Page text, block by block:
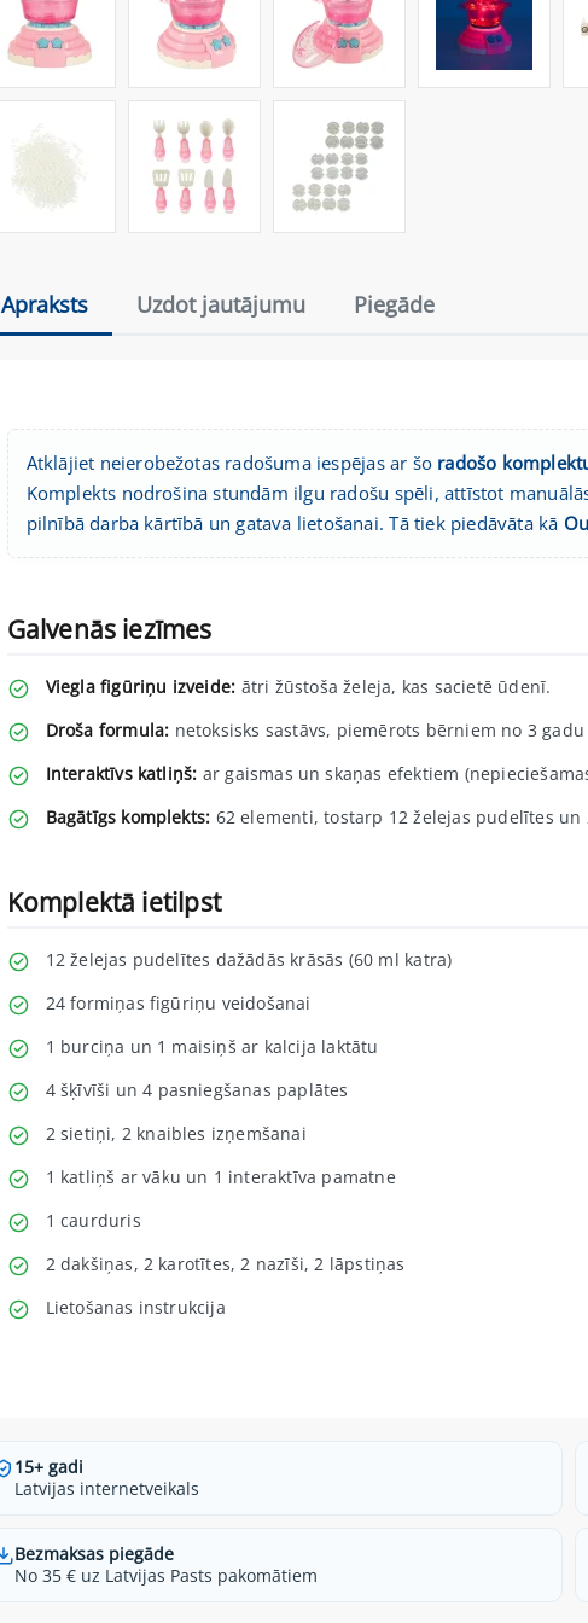
Apraksts Uzdot jautājumu Piegāde
Atklājiet neierobežotas radošuma iespējas ar šo radošo
Komplekts nodrošina stundām ilgu radošu spēli, attīstot
pilnībā darba kārtībā un gatava lietošanai. Tā tiek piedāvāta kā
Galvenās iezīmes
Viegla figūriņu izveide: ātri žūstoša želeja, kas sacietē ūdenī.
Droša formula: netoksisks sastāvs, piemērots bērniem no 3 gadu
Interaktīvs katliņš: ar gaismas un skaņas efektiem
Bagātīgs komplekts: 62 elementi, tostarp 12 želejas pudelītes un
Komplektā ietilpst
12 želejas pudelītes dažādās krāsās (60 ml katra)
24 formiņas figūriņu veidošanai
1 burciņa un 1 maisiņš ar kalcija laktātu
4 šķīvīši un 4 pasniegšanas paplātes
2 sietiņi, 2 knaibles izņemšanai
1 katliņš ar vāku un 1 interaktīva pamatne
1 caurduris
2 dakšiņas, 2 karotītes, 2 nazīši, 2 lāpstiņas
Lietošanas instrukcija
15+ gadi
Latvijas internetveikals
Bezmaksas piegāde
No 35 € uz Latvijas Pasts pakomātiem